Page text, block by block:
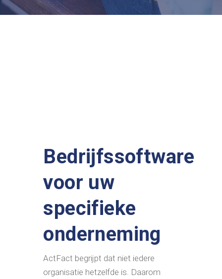
Bedrijfssoftware
voor uw
specifieke
onderneming
ActFact begrijpt dat niet iedere
organisatie hetzelfde is. Daarom